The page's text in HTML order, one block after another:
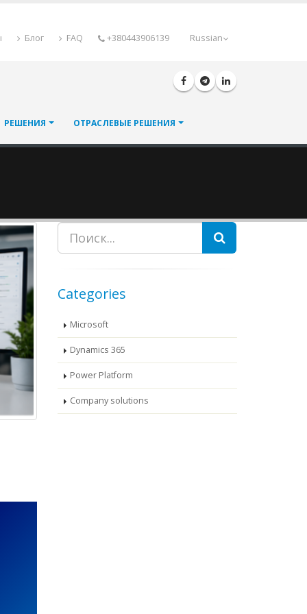
Russian
Блог FAQ +380443906139
РЕШЕНИЯ ОТРАСЛЕВЫЕ РЕШЕНИЯ
Пошук
Categories
Microsoft
Dynamics 365
Power Platform
Company solutions